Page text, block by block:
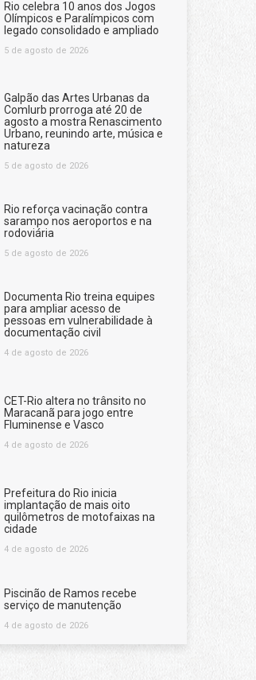
Rio celebra 10 anos dos Jogos
Olímpicos e Paralímpicos com
legado consolidado e ampliado
5 de agosto de 2026
Galpão das Artes Urbanas da
Comlurb prorroga até 20 de
agosto a mostra Renascimento
Urbano, reunindo arte, música e
natureza
5 de agosto de 2026
Rio reforça vacinação contra
sarampo nos aeroportos e na
rodoviária
5 de agosto de 2026
Documenta Rio treina equipes
para ampliar acesso de
pessoas em vulnerabilidade à
documentação civil
4 de agosto de 2026
CET-Rio altera no trânsito no
Maracanã para jogo entre
Fluminense e Vasco
4 de agosto de 2026
Prefeitura do Rio inicia
implantação de mais oito
quilômetros de motofaixas na
cidade
4 de agosto de 2026
Piscinão de Ramos recebe
serviço de manutenção
4 de agosto de 2026